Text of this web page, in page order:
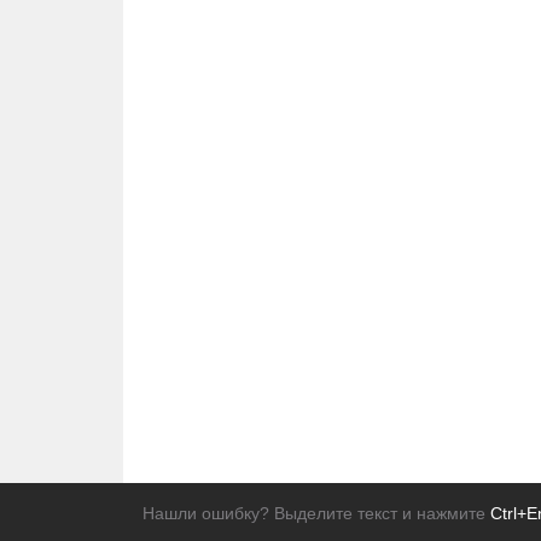
Нашли ошибку? Выделите текст и нажмите